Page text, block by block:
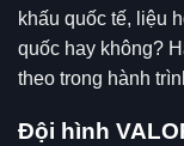
khấu quốc tế, liệu
quốc hay không?
theo trong hành
Đội hình